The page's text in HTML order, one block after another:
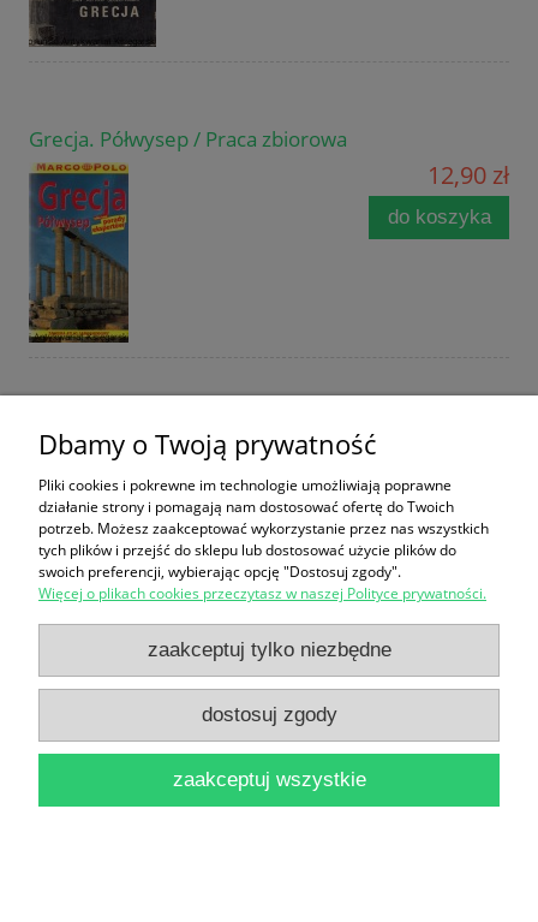
Grecja. Półwysep / Praca zbiorowa
12,90 zł
do koszyka
Grecja : Wielkie Kultury Świata / Peter Levi
do koszyka
Искусство Греции [ Sztuka Grecji ] / В. М. Полевой
149,00 zł
Dbamy o Twoją prywatność
Pliki cookies i pokrewne im technologie umożliwiają poprawne
działanie strony i pomagają nam dostosować ofertę do Twoich
potrzeb. Możesz zaakceptować wykorzystanie przez nas wszystkich
tych plików i przejść do sklepu lub dostosować użycie plików do
swoich preferencji, wybierając opcję "Dostosuj zgody".
Więcej o plikach cookies przeczytasz w naszej Polityce prywatności.
zaakceptuj tylko niezbędne
dostosuj zgody
zaakceptuj wszystkie